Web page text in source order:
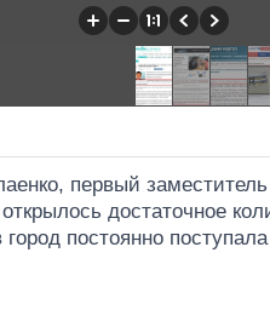
первый
достаточное
постоянно